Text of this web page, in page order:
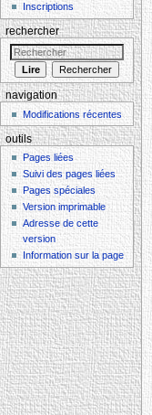
Inscriptions
rechercher
navigation
Modifications récentes
outils
Pages liées
Suivi des pages liées
Pages spéciales
Version imprimable
Adresse de cette
version
Information sur la page